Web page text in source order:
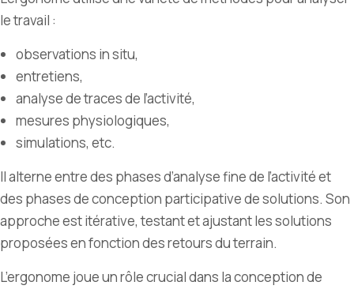
le travail :
observations in situ,
entretiens,
analyse de traces de l’activité,
mesures physiologiques,
simulations, etc.
Il alterne entre des phases d’analyse fine de l’activité et
des phases de conception participative de solutions. Son
approche est itérative, testant et ajustant les solutions
proposées en fonction des retours du terrain.
L’ergonome joue un rôle crucial dans la conception de